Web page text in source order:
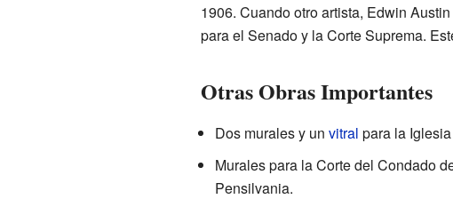
1906. Cuando otro artista, Edwin
para el Senado y la Corte Suprema.
Otras Obras Importantes
Dos murales y un vitral para la
Murales para la Corte del Condado
Pensilvania.